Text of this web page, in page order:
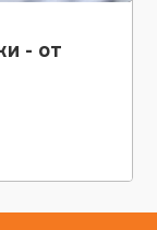
- от